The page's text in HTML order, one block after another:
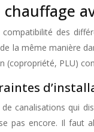
des
la même manière
(copropriété, PLU)
canalisations qui
pas encore. Il